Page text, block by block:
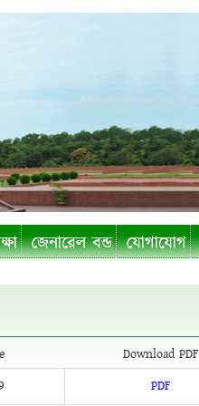
জেনারেল বন্ড যোগাযোগ
Download PDF
PDF